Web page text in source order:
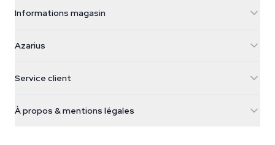
Informations magasin
Galvaniweg 11
Nederland
+31(0)204897914
Azarius
Smokeshop
Service client
Politique de retour
À propos & mentions légales